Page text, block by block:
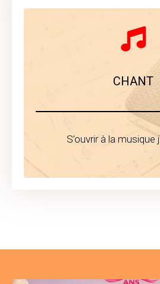
CHANT
S’ouvrir à la musique